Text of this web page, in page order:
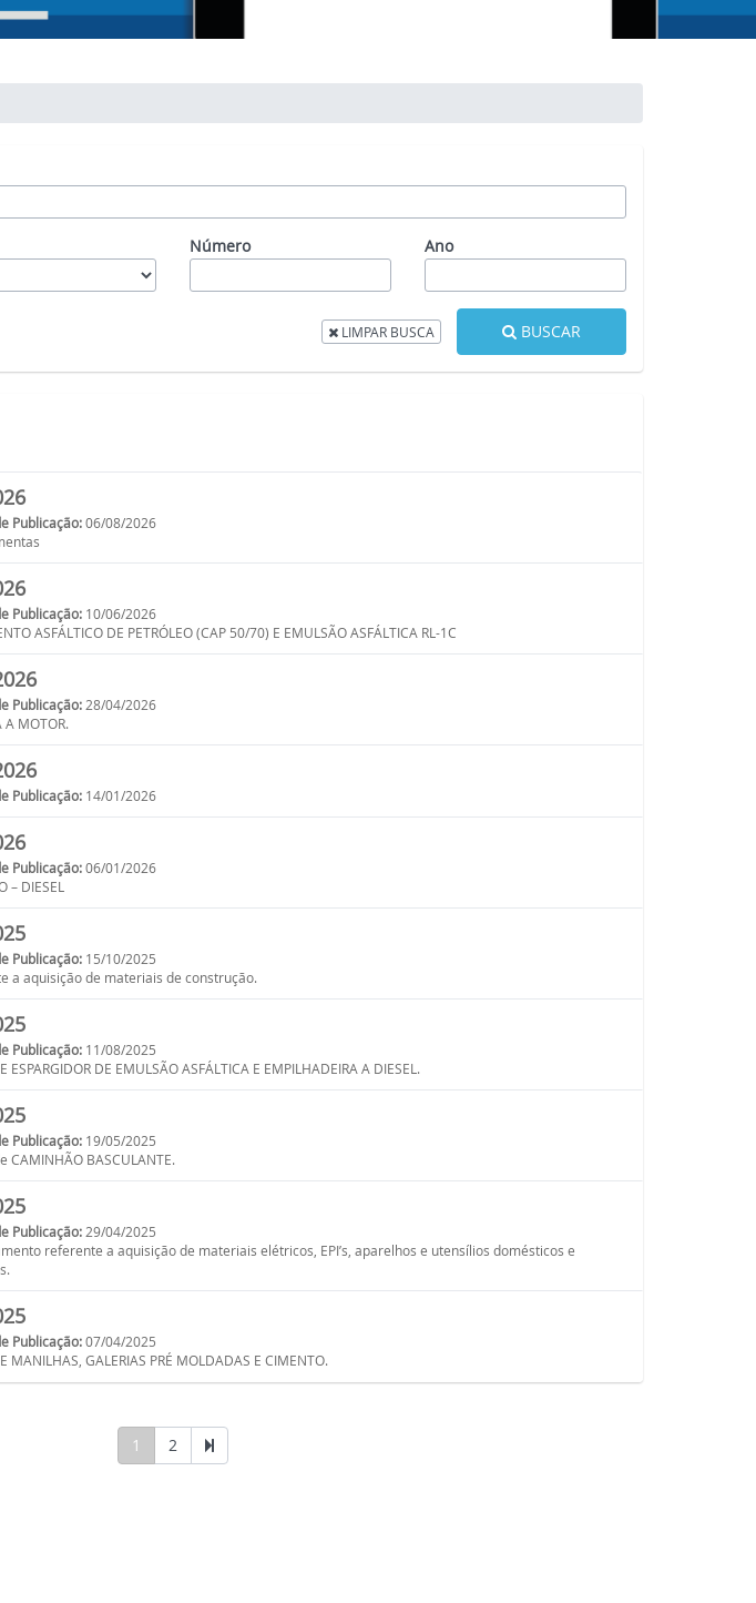
Número Ano
LIMPAR BUSCA BUSCAR
Publicação:06/08/2026
Publicação: 10/06/2026
ASFÁLTICO DE PETRÓLEO (CAP 50/70) E EMULSÃO ASFÁLTICA RL-1C
Publicação:28/04/2026
A MOTOR.
Publicação: 14/01/2026
Publicação:06/01/2026
– DIESEL
Publicação: 15/10/2025
a aquisição de materiais de construção.
Publicação: 11/08/2025
DE EMULSÃO ASFÁLTICA E EMPILHADEIRA A DIESEL.
Publicação: 19/05/2025
BASCULANTE.
Publicação:29/04/2025
referente a aquisição de materiais elétricos, EPI’s, aparelhos e utensílios domésticos e
Publicação:07/04/2025
MANILHAS, GALERIAS PRÉ MOLDADAS E CIMENTO.
1 2